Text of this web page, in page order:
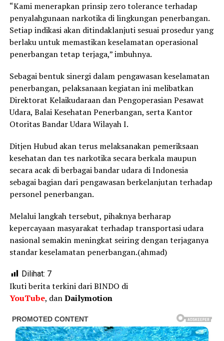
“Kami menerapkan prinsip zero tolerance terhadap
penyalahgunaan narkotika di lingkungan penerbangan.
Setiap indikasi akan ditindaklanjuti sesuai prosedur yang
berlaku untuk memastikan keselamatan operasional
penerbangan tetap terjaga,” imbuhnya.
Sebagai bentuk sinergi dalam pengawasan keselamatan
penerbangan, pelaksanaan kegiatan ini melibatkan
Direktorat Kelaikudaraan dan Pengoperasian Pesawat
Udara, Balai Kesehatan Penerbangan, serta Kantor
Otoritas Bandar Udara Wilayah I.
Ditjen Hubud akan terus melaksanakan pemeriksaan
kesehatan dan tes narkotika secara berkala maupun
secara acak di berbagai bandar udara di Indonesia
sebagai bagian dari pengawasan berkelanjutan terhadap
personel penerbangan.
Melalui langkah tersebut, pihaknya berharap
kepercayaan masyarakat terhadap transportasi udara
nasional semakin meningkat seiring dengan terjaganya
standar keselamatan penerbangan.(ahmad)
Dilihat: 7
Ikuti berita terkini dari BINDO di
YouTube, danDailymotion